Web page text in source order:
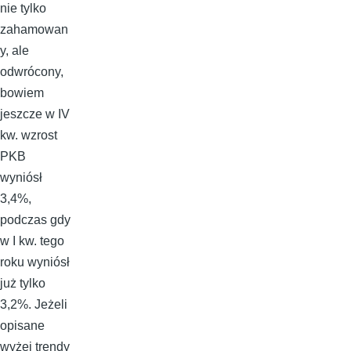
nie tylko
zahamowan
y, ale
odwrócony,
bowiem
jeszcze w IV
kw. wzrost
PKB
wyniósł
3,4%,
podczas gdy
w I kw. tego
roku wyniósł
już tylko
3,2%. Jeżeli
opisane
wyżej trendy